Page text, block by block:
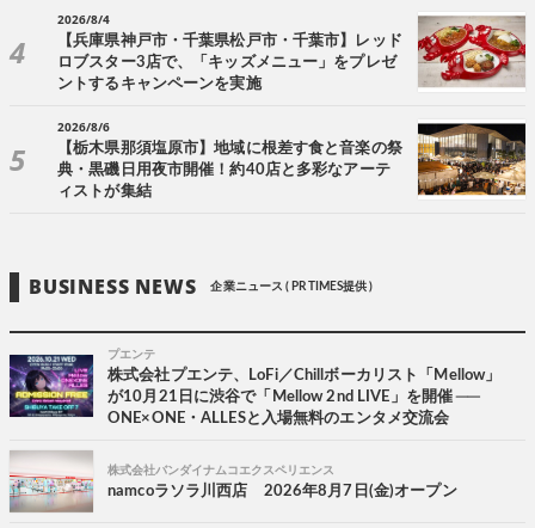
2026/8/4
【兵庫県神戸市・千葉県松戸市・千葉市】レッド
ロブスター3店で、「キッズメニュー」をプレゼ
ントするキャンペーンを実施
2026/8/6
【栃木県那須塩原市】地域に根差す食と音楽の祭
典・黒磯日用夜市開催！約40店と多彩なアーテ
ィストが集結
BUSINESS NEWS 企業ニュース ( PR TIMES提供 )
プエンテ
株式会社プエンテ、LoFi／Chillボーカリスト「Mellow」
が10月21日に渋谷で「Mellow 2nd LIVE」を開催 ──
ONE×ONE・ALLESと入場無料のエンタメ交流会
株式会社バンダイナムコエクスペリエンス
namcoラソラ川西店 2026年8月7日(金)オープン